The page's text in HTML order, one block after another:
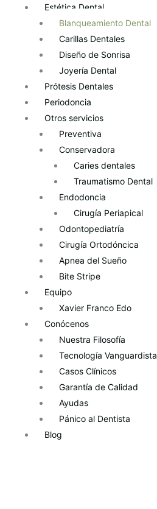
Estética Dental
Blanqueamiento Dental
Carillas Dentales
Diseño de Sonrisa
Joyería Dental
Prótesis Dentales
Periodoncia
Otros servicios
Preventiva
Conservadora
Caries dentales
Traumatismo Dental
Endodoncia
Cirugía Periapical
Odontopediatría
Cirugía Ortodóncica
Apnea del Sueño
Bite Stripe
Equipo
Xavier Franco Edo
Conócenos
Nuestra Filosofía
Tecnología Vanguardista
Casos Clínicos
Garantía de Calidad
Ayudas
Pánico al Dentista
Blog